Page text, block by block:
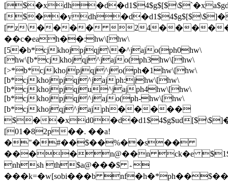
[
[ z\���� 24����
��c�eah��:hw\[hw\
[5�b*cjkhojpjqj\�^jajo(ph0hw\
[hw\[b*cjkhojqj^jajo(ph3hw\[hw\
[>*b*cjkhojpjqj^jo(ph�1hw\[hw\
[b*cjkhojpjqj^jajph:jhw\[hw\
[b*cjkhojpjqju^jajph4hw\[hw\
[b*cjkhojpjqj^jajo(ph-hw\[hw\
[b*cjkhojqj^jajph�����
$�
[01�82p��. ��a!
�"�#��$��%��s��
����n@��n ck�e
nhsh th$a@���$ ؞
���k=�w[sobi���b nf�h�